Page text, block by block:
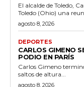
El alcalde de Toledo,
Toledo (Ohio) una
agosto 8, 2026
DEPORTES
CARLOS GIMENO
PODIO EN PARÍS
Carlos Gimeno
saltos de altura...
agosto 8, 2026